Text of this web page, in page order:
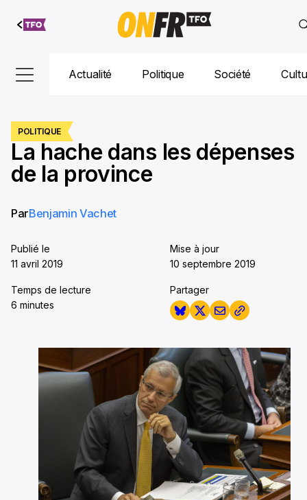
Aller au
contenu
Actualité Politique Société
POLITIQUE
La hache dans les dépenses
de la province
ParBenjamin Vachet
Publié le
11 avril 2019
Mise à jour
10 septembre 2019
Temps de lecture
6 minutes
Partager